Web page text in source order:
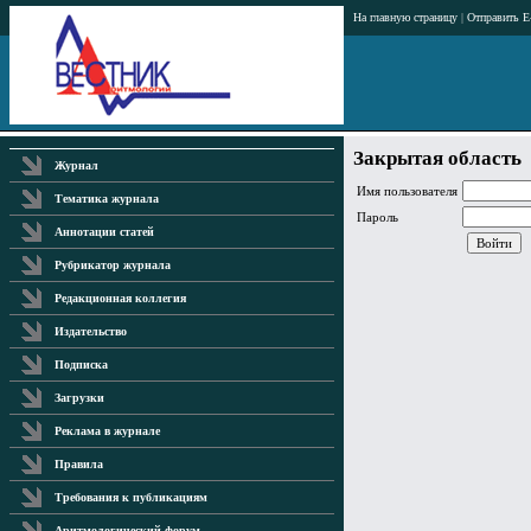
На главную страницу | Отправить
Журнал
Тематика журнала
Аннотации статей
Рубрикатор журнала
Редакционная коллегия
Издательство
Подписка
Загрузки
Реклама в журнале
Правила
Требования к публикациям
Закрытая область
Имя пользователя
Пароль